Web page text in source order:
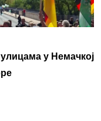
у Немачкој